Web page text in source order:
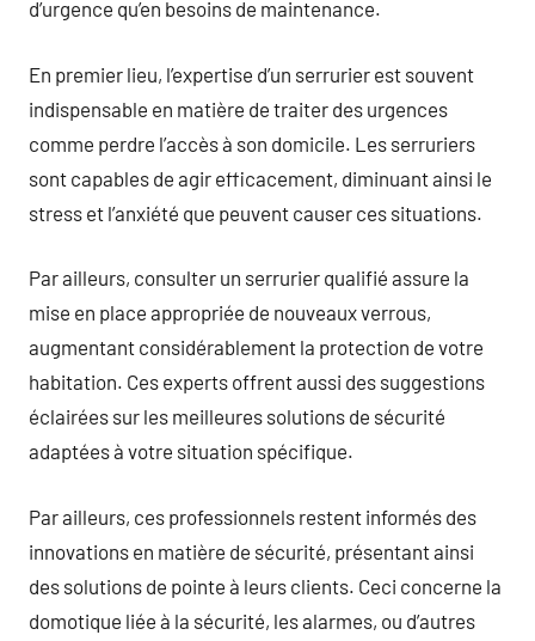
d’urgence qu’en besoins de maintenance.
En premier lieu, l’expertise d’un serrurier est souvent
indispensable en matière de traiter des urgences
comme perdre l’accès à son domicile. Les serruriers
sont capables de agir efficacement, diminuant ainsi le
stress et l’anxiété que peuvent causer ces situations.
Par ailleurs, consulter un serrurier qualifié assure la
mise en place appropriée de nouveaux verrous,
augmentant considérablement la protection de votre
habitation. Ces experts offrent aussi des suggestions
éclairées sur les meilleures solutions de sécurité
adaptées à votre situation spécifique.
Par ailleurs, ces professionnels restent informés des
innovations en matière de sécurité, présentant ainsi
des solutions de pointe à leurs clients. Ceci concerne la
domotique liée à la sécurité, les alarmes, ou d’autres